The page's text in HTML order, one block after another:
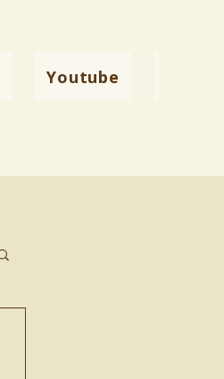
Youtube